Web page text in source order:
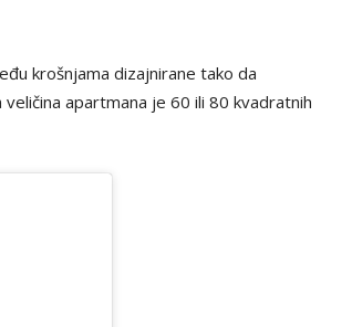
krošnjama dizajnirane tako da
apartmana je 60 ili 80 kvadratnih